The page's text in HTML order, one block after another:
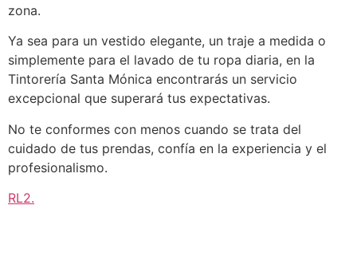
zona.
Ya sea para un vestido elegante, un traje a medida o
simplemente para el lavado de tu ropa diaria, en la
Tintorería Santa Mónica encontrarás un servicio
excepcional que superará tus expectativas.
No te conformes con menos cuando se trata del
cuidado de tus prendas, confía en la experiencia y el
profesionalismo.
RL2.